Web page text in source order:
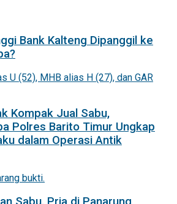
Bank Kalteng Dipanggil ke
Kompak Jual Sabu,
Polres Barito Timur Ungkap
dalam Operasi Antik